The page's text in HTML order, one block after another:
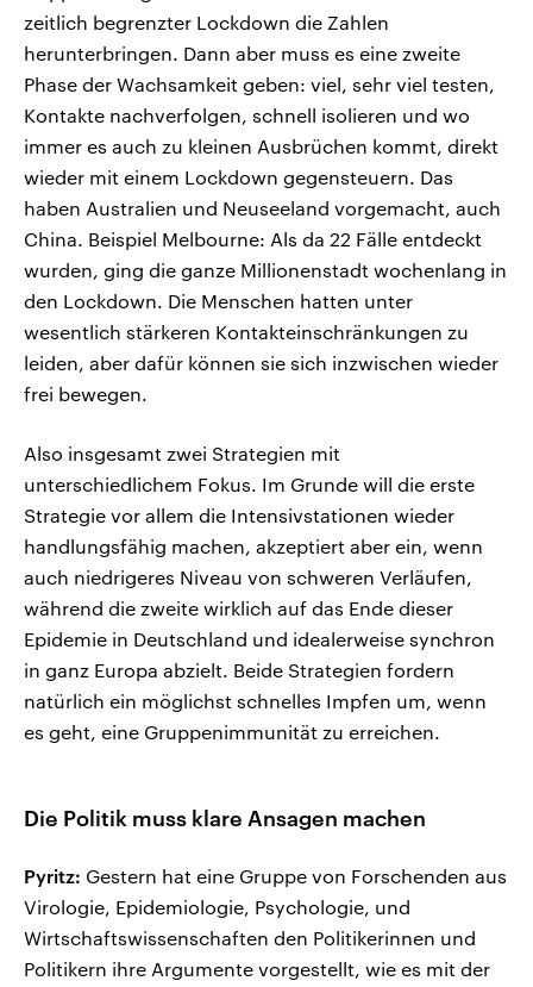
zeitlich begrenzter Lockdown die Zahlen
herunterbringen. Dann aber muss es eine zweite
Phase der Wachsamkeit geben: viel, sehr viel testen,
Kontakte nachverfolgen, schnell isolieren und wo
immer es auch zu kleinen Ausbrüchen kommt, direkt
wieder mit einem Lockdown gegensteuern. Das
haben Australien und Neuseeland vorgemacht, auch
China. Beispiel Melbourne: Als da 22 Fälle entdeckt
wurden, ging die ganze Millionenstadt wochenlang in
den Lockdown. Die Menschen hatten unter
wesentlich stärkeren Kontakteinschränkungen zu
leiden, aber dafür können sie sich inzwischen wieder
frei bewegen.
Also insgesamt zwei Strategien mit
unterschiedlichem Fokus. Im Grunde will die erste
Strategie vor allem die Intensivstationen wieder
handlungsfähig machen, akzeptiert aber ein, wenn
auch niedrigeres Niveau von schweren Verläufen,
während die zweite wirklich auf das Ende dieser
Epidemie in Deutschland und idealerweise synchron
in ganz Europa abzielt. Beide Strategien fordern
natürlich ein möglichst schnelles Impfen um, wenn
es geht, eine Gruppenimmunität zu erreichen.
Die Politik muss klare Ansagen machen
Pyritz: Gestern hat eine Gruppe von Forschenden aus
Virologie, Epidemiologie, Psychologie, und
Wirtschaftswissenschaften den Politikerinnen und
Politikern ihre Argumente vorgestellt, wie es mit der